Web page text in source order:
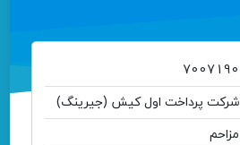
7007190
شرکت پرداخت اول کیش (جیرینگ)
مزاحم